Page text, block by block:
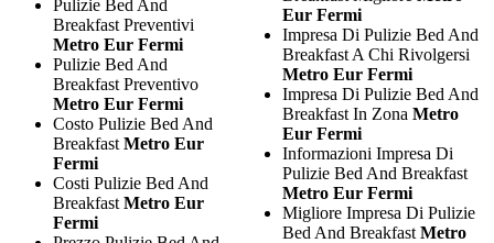
Pulizie Bed And
Breakfast Preventivi
Metro Eur Fermi
Pulizie Bed And
Breakfast Preventivo
Metro Eur Fermi
Costo Pulizie Bed And
Breakfast Metro Eur
Fermi
Costi Pulizie Bed And
Breakfast Metro Eur
Fermi
Eur Fermi
Impresa Di Pulizie Bed And
Breakfast A Chi Rivolgersi
Metro Eur Fermi
Impresa Di Pulizie Bed And
Breakfast In Zona Metro
Eur Fermi
Informazioni Impresa Di
Pulizie Bed And Breakfast
Metro Eur Fermi
Migliore Impresa Di Pulizie
Bed And Breakfast Metro